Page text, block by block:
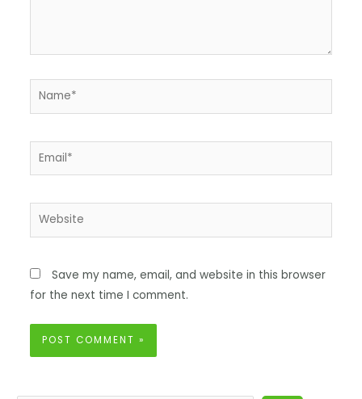
Save my name, email, and website in this browser
for the next time I comment.